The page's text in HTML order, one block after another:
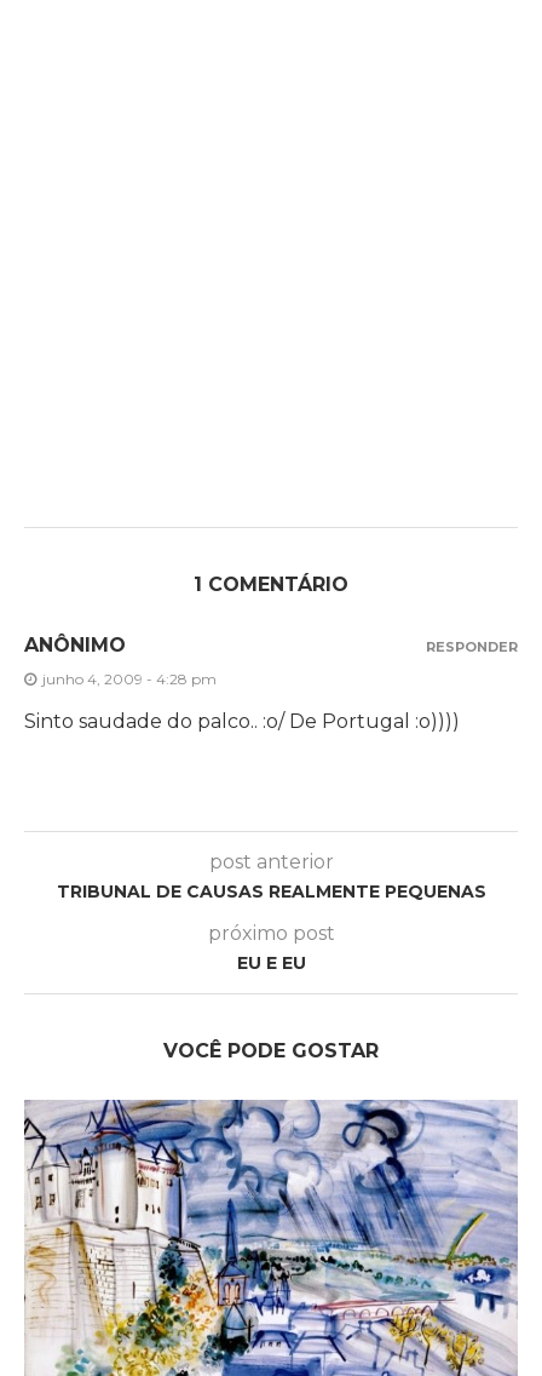
1 COMENTÁRIO
ANÔNIMO
junho 4, 2009 - 4:28 pm
Sinto saudade do palco.. :o/ De Portugal :o))))
RESPONDER
post anterior
TRIBUNAL DE CAUSAS REALMENTE PEQUENAS
próximo post
EU E EU
VOCÊ PODE GOSTAR